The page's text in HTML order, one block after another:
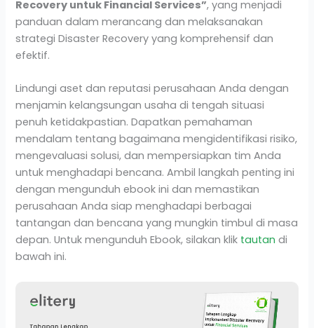
Recovery untuk Financial Services”, yang menjadi
panduan dalam merancang dan melaksanakan
strategi Disaster Recovery yang komprehensif dan
efektif.
Lindungi aset dan reputasi perusahaan Anda dengan
menjamin kelangsungan usaha di tengah situasi
penuh ketidakpastian. Dapatkan pemahaman
mendalam tentang bagaimana mengidentifikasi risiko,
mengevaluasi solusi, dan mempersiapkan tim Anda
untuk menghadapi bencana. Ambil langkah penting ini
dengan mengunduh ebook ini dan memastikan
perusahaan Anda siap menghadapi berbagai
tantangan dan bencana yang mungkin timbul di masa
depan. Untuk mengunduh Ebook, silakan klik tautan di
bawah ini.